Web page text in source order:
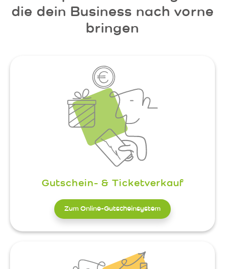
die dein Business nach vorne
bringen
Gutschein- & Ticketverkauf
Zum Online-Gutscheinsystem